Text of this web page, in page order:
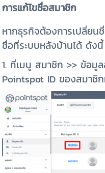
การแก้ไขชื่อสมาชิก
หากธุรกิจต้องการเปลี่ยน
ชื่อที่ระบบหลังบ้านได้ ดังนี้
1. ที่เมนู สมาชิก >> ข้อมู
Pointspot ID ของสมาชิ